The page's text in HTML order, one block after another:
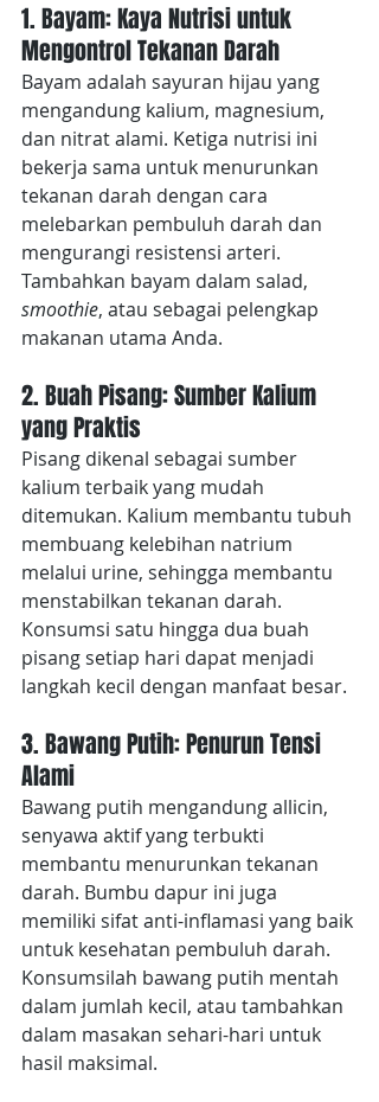
1. Bayam: Kaya Nutrisi untuk
Mengontrol Tekanan Darah
Bayam adalah sayuran hijau yang
mengandung kalium, magnesium,
dan nitrat alami. Ketiga nutrisi ini
bekerja sama untuk menurunkan
tekanan darah dengan cara
melebarkan pembuluh darah dan
mengurangi resistensi arteri.
Tambahkan bayam dalam salad,
smoothie, atau sebagai pelengkap
makanan utama Anda.
2. Buah Pisang: Sumber Kalium
yang Praktis
Pisang dikenal sebagai sumber
kalium terbaik yang mudah
ditemukan. Kalium membantu tubuh
membuang kelebihan natrium
melalui urine, sehingga membantu
menstabilkan tekanan darah.
Konsumsi satu hingga dua buah
pisang setiap hari dapat menjadi
langkah kecil dengan manfaat besar.
3. Bawang Putih: Penurun Tensi
Alami
Bawang putih mengandung allicin,
senyawa aktif yang terbukti
membantu menurunkan tekanan
darah. Bumbu dapur ini juga
memiliki sifat anti-inflamasi yang baik
untuk kesehatan pembuluh darah.
Konsumsilah bawang putih mentah
dalam jumlah kecil, atau tambahkan
dalam masakan sehari-hari untuk
hasil maksimal.